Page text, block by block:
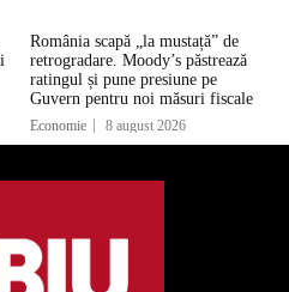
România scapă „la mustață” de
retrogradare. Moody’s păstrează
ratingul și pune presiune pe
Guvern pentru noi măsuri fiscale
Economie 8 august 2026